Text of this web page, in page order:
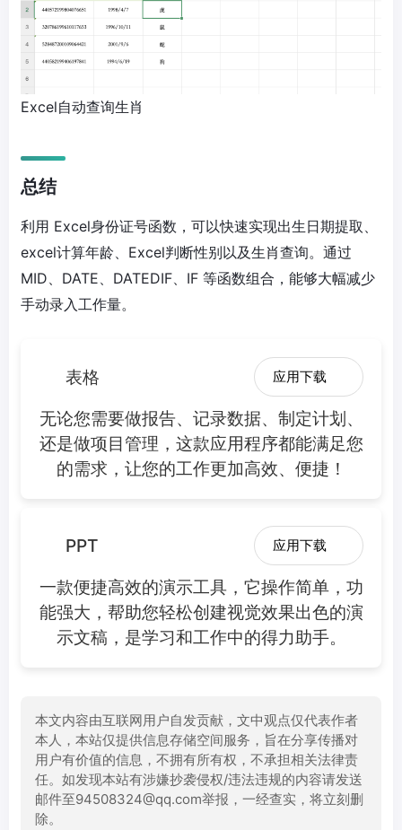
Excel自动查询生肖
总结
利用 Excel身份证号函数，可以快速实现出生日期提取、
excel计算年龄、Excel判断性别以及生肖查询。通过
MID、DATE、DATEDIF、IF 等函数组合，能够大幅减少
手动录入工作量。
表格 应用下载
无论您需要做报告、记录数据、制定计划、
还是做项目管理，这款应用程序都能满足您
的需求，让您的工作更加高效、便捷！
PPT 应用下载
一款便捷高效的演示工具，它操作简单，功
能强大，帮助您轻松创建视觉效果出色的演
示文稿，是学习和工作中的得力助手。
本文内容由互联网用户自发贡献，文中观点仅代表作者
本人，本站仅提供信息存储空间服务，旨在分享传播对
用户有价值的信息，不拥有所有权，不承担相关法律责
任。如发现本站有涉嫌抄袭侵权/违法违规的内容请发送
邮件至94508324@qq.com举报，一经查实，将立刻删
除。